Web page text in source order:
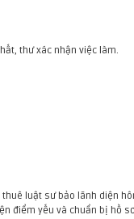
thư xác nhận việc làm.
luật sư bảo lãnh diện
điểm yếu và chuẩn bị hồ